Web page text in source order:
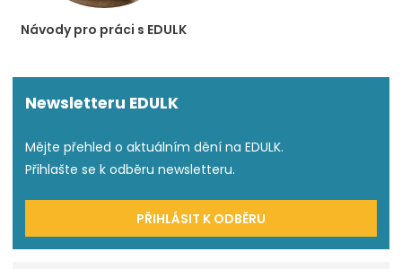
Návody pro práci s EDULK
Newsletteru EDULK
Mějte přehled o aktuálním dění na EDULK.
Přihlašte se k odběru newsletteru.
PŘIHLÁSIT K ODBĚRU